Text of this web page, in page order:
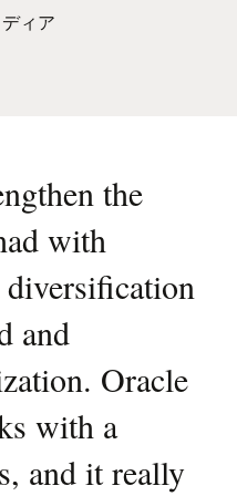
ィア
the
with
diversification
and
Oracle
with a
and it really